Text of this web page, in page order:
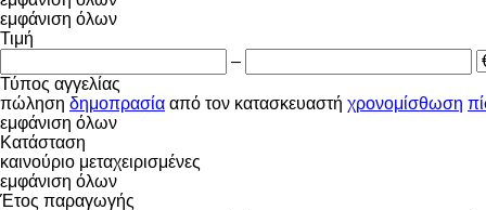
εμφάνιση όλων
Τιμή
–
Τύπος αγγελίας
πώληση δημοπρασία από τον κατασκευαστή χρονομίσθωση
εμφάνιση όλων
Κατάσταση
καινούριο μεταχειρισμένες
εμφάνιση όλων
Έτος παραγωγής